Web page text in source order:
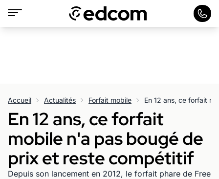
Accueil Actualités Forfait mobile
En 12 ans, ce forfait
mobile n'a pas bougé de
prix et reste compétitif
Depuis son lancement en 2012, le forfait phare de Free